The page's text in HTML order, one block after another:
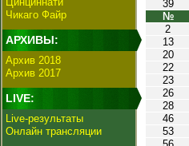
Чикаго Файр
АРХИВЫ:
Архив 2018
Архив 2017
LIVE:
Live-результаты
Онлайн трансляции
39
№
2
13
20
22
23
26
28
46
53